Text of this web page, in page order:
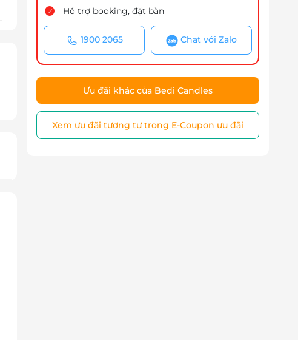
Hỗ trợ booking, đặt bàn
1900 2065 Chat với Zalo
Ưu đãi khác của Bedi Candles
Xem ưu đãi tương tự trong E-Coupon ưu đãi